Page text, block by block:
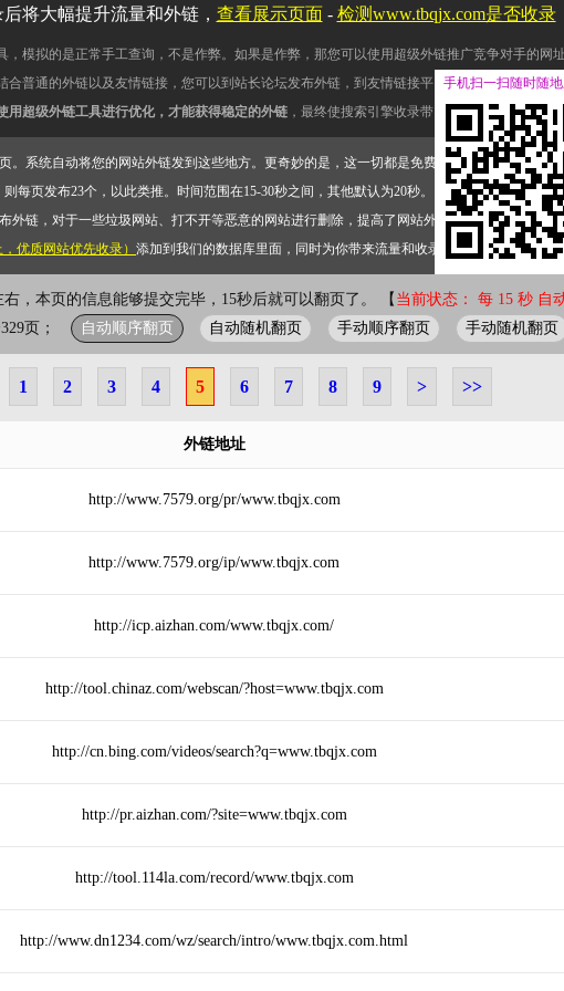
模拟的是正常手工查询，不是作弊。如果是作弊，那您可以使用超级外链推广竞争对手的网址
合普通的外链以及友情链接，您可以到站长论坛发布外链，到友情链接平台交换友情链接。
用超级外链工具进行优化，才能获得稳定的外链 ，最终使搜索引擎收录带网址的查询页面。
页。系统自动将您的网站外链发到这些地方。更奇妙的是，这一切都是免费的。
每页发布23个，以此类推。时间范围在15-30秒之间，其他默认为20秒。）
链，对于一些垃圾网站、打不开等恶意的网站进行删除，提高了网站外链的质量。
优质网站优先收录） 添加到我们的数据库里面，同时为你带来流量和收录。 错误外链纠正
右，本页的信息能够提交完毕，15秒后就可以翻页了。 【 当前状态： 每 15 秒 自
页；
自动顺序翻页 自动随机翻页 手动顺序翻页 手动随机翻页
1 2 3 4 5 6 7 8 9 > >>
外链地址
http://www.7579.org/pr/www.tbqjx.com
http://www.7579.org/ip/www.tbqjx.com
http://icp.aizhan.com/www.tbqjx.com/
http://tool.chinaz.com/webscan/?host=www.tbqjx.com
http://cn.bing.com/videos/search?q=www.tbqjx.com
http://pr.aizhan.com/?site=www.tbqjx.com
http://tool.114la.com/record/www.tbqjx.com
http://www.dn1234.com/wz/search/intro/www.tbqjx.com.html
将大幅提升流量和外链， 查看展示页面- 检测www.tbqjx.com是否收录
手机扫一扫随时随